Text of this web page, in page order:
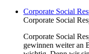
Corporate Social
Corporate Social
Corporate Social
gewinnen weiter an